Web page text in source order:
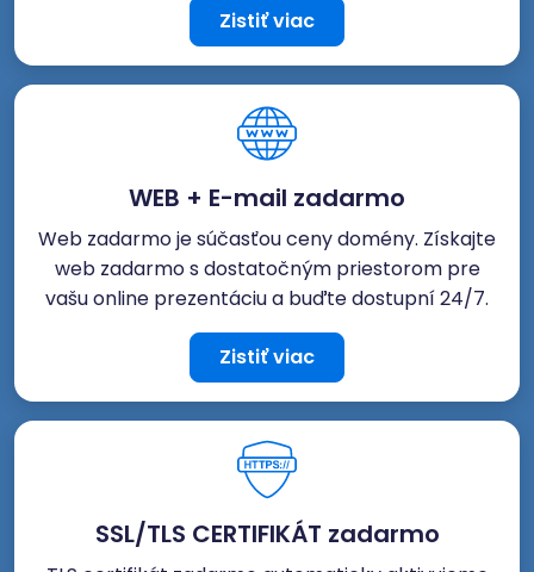
Zistiť viac
WEB + E-mail zadarmo
Web zadarmo je súčasťou ceny domény. Získajte
web zadarmo s dostatočným priestorom pre
vašu online prezentáciu a buďte dostupní 24/7.
Zistiť viac
SSL/TLS CERTIFIKÁT zadarmo